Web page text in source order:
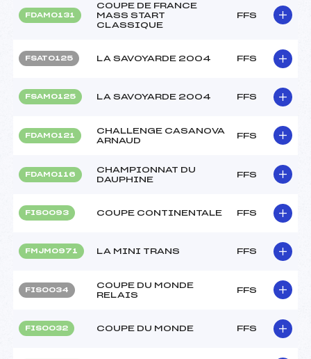
FDAM0131
COUPE DE FRANCE
MASS START
CLASSIQUE
FFS
FSAT0125 LA SAVOYARDE 2004 FFS
FSAM0125 LA SAVOYARDE 2004 FFS
FDAM0121
CHALLENGE CASANOVA
ARNAUD
FFS
FDAM0116
CHAMPIONNAT DU
DAUPHINE
FFS
FIS0093 COUPE CONTINENTALE FFS
FMJM0971 LA MINI TRANS FFS
FIS0034
COUPE DU MONDE
RELAIS
FFS
FIS0032 COUPE DU MONDE FFS